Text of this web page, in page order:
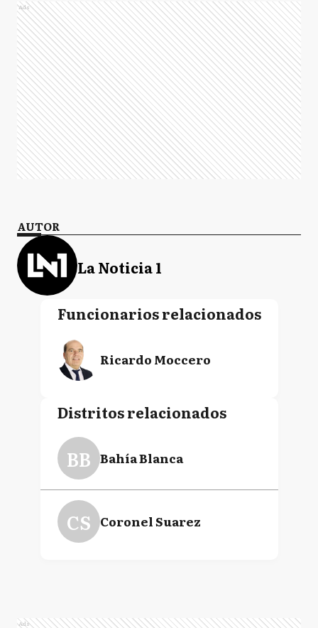
Ads
AUTOR
La Noticia 1
Funcionarios relacionados
Ricardo Moccero
Distritos relacionados
BB Bahía Blanca
CS Coronel Suarez
Ads